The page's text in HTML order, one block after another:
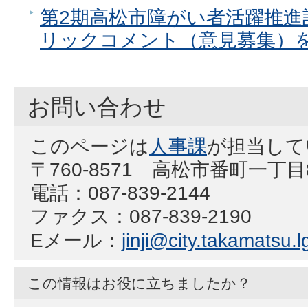
第2期高松市障がい者活躍推
リックコメント（意見募集）
お問い合わせ
このページは 人事課が担当し
〒760-8571 高松市番町一丁
電話：087-839-2144
ファクス：087-839-2190
Eメール：
この情報はお役に立ちましたか？